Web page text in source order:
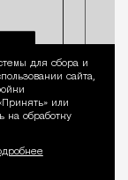
для сбора и
сайта,
или
на обработку